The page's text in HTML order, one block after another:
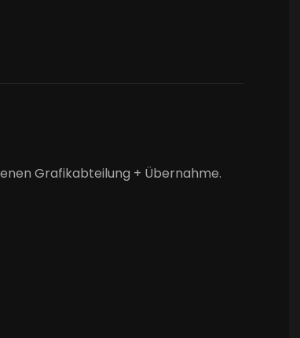
Grafikabteilung + Übernahme.